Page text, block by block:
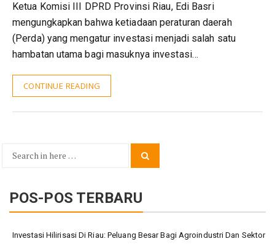
Ketua Komisi III DPRD Provinsi Riau, Edi Basri
mengungkapkan bahwa ketiadaan peraturan daerah
(Perda) yang mengatur investasi menjadi salah satu
hambatan utama bagi masuknya investasi…
CONTINUE READING
Search
POS-POS TERBARU
Investasi Hilirisasi Di Riau: Peluang Besar Bagi Agroindustri Dan Sektor